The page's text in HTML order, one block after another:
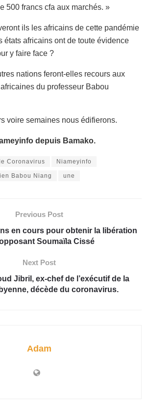
500 francs cfa aux marchés. »
ils les africains de cette pandémie
états africains ont de toute évidence
y faire face ?
nations feront-elles recours aux
du professeur Babou
voire semaines nous édifierons.
depuis Bamako.
Coronavirus Niameyinfo
Babou Niang une
Previous Post
en cours pour obtenir la libération
Soumaïla Cissé
Next Post
Jibril, ex-chef de l’exécutif de la
décède du coronavirus.
Adam